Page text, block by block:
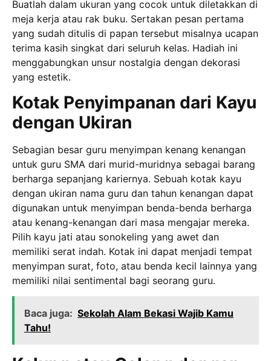
Buatlah dalam ukuran yang cocok untuk diletakkan di
meja kerja atau rak buku. Sertakan pesan pertama
yang sudah ditulis di papan tersebut misalnya ucapan
terima kasih singkat dari seluruh kelas. Hadiah ini
menggabungkan unsur nostalgia dengan dekorasi
yang estetik.
Kotak Penyimpanan dari Kayu
dengan Ukiran
Sebagian besar guru menyimpan kenang kenangan
untuk guru SMA dari murid-muridnya sebagai barang
berharga sepanjang kariernya. Sebuah kotak kayu
dengan ukiran nama guru dan tahun kenangan dapat
digunakan untuk menyimpan benda-benda berharga
atau kenang-kenangan dari masa mengajar mereka.
Pilih kayu jati atau sonokeling yang awet dan
memiliki serat indah. Kotak ini dapat menjadi tempat
menyimpan surat, foto, atau benda kecil lainnya yang
memiliki nilai sentimental bagi seorang guru.
Baca juga: Sekolah Alam Bekasi Wajib Kamu
Tahu!